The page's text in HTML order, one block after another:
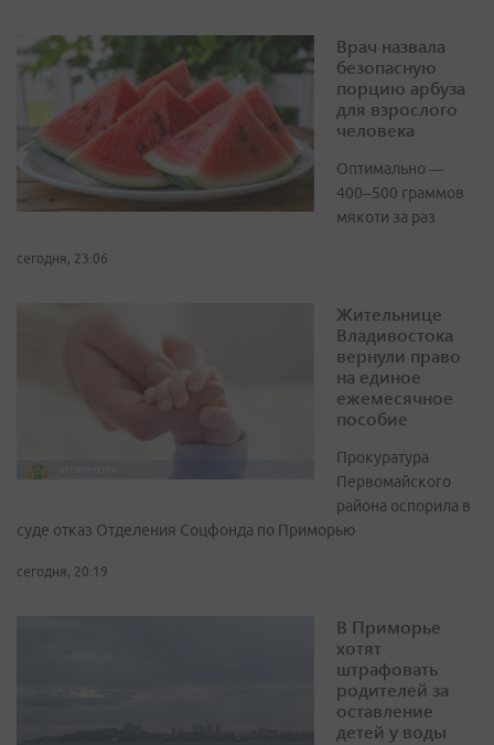
Врач назвала
безопасную
порцию арбуза
для взрослого
человека
Оптимально —
400–500 граммов
мякоти за раз
сегодня, 23:06
Жительнице
Владивостока
вернули право
на единое
ежемесячное
пособие
Прокуратура
Первомайского
района оспорила в
суде отказ Отделения Соцфонда по Приморью
сегодня, 20:19
В Приморье
хотят
штрафовать
родителей за
оставление
детей у воды